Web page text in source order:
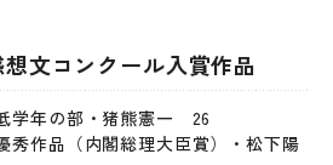
文コンクール入賞作品
学年の部・猪熊憲一 26
秀作品（内閣総理大臣賞）・松下陽